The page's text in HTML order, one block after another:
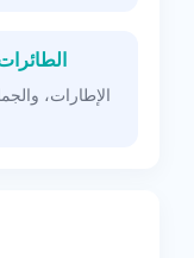
الإطارات،